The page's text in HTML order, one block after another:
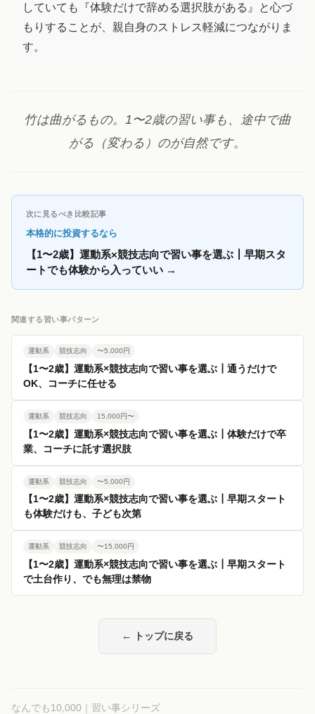
していても『体験だけで辞める選択肢がある』と心づ
もりすることが、親自身のストレス軽減につながりま
す。
竹は曲がるもの。1〜2歳の習い事も、途中で曲
がる（変わる）のが自然です。
次に見るべき比較記事
本格的に投資するなら
【1〜2歳】運動系×競技志向で習い事を選ぶ┃早期スタ
ートでも体験から入っていい →
関連する習い事パターン
運動系 競技志向 〜5,000円
【1〜2歳】運動系×競技志向で習い事を選ぶ┃通うだけで
OK、コーチに任せる
運動系 競技志向 15,000円〜
【1〜2歳】運動系×競技志向で習い事を選ぶ┃体験だけで卒
業、コーチに託す選択肢
運動系 競技志向 〜5,000円
【1〜2歳】運動系×競技志向で習い事を選ぶ┃早期スタート
も体験だけも、子ども次第
運動系 競技志向 〜15,000円
【1〜2歳】運動系×競技志向で習い事を選ぶ┃早期スタート
で土台作り、でも無理は禁物
← トップに戻る
なんでも10,000｜習い事シリーズ